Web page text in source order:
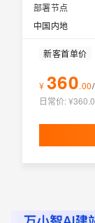
部署节点
中国内地
新客首单价
¥ 360.00
日常价: ¥